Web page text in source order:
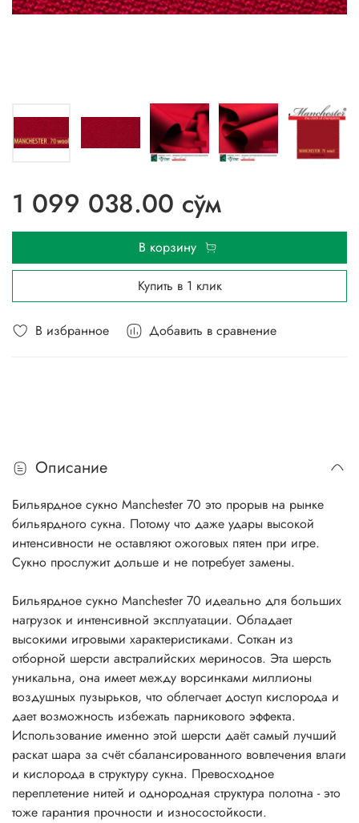
В избранное Добавить в сравнение
1 099 038.00 сўм
В корзину
Купить в 1 клик
Описание
Бильярдное сукно Manchester 70 это прорыв на рынке
бильярдного сукна. Потому что даже удары высокой
интенсивности не оставляют ожоговых пятен при игре.
Сукно прослужит дольше и не потребует замены.
Бильярдное сукно Manchester 70 идеально для больших
нагрузок и интенсивной эксплуатации. Обладает
высокими игровыми характеристиками. Соткан из
отборной шерсти австралийских мериносов. Эта шерсть
уникальна, она имеет между ворсинками миллионы
воздушных пузырьков, что облегчает доступ кислорода и
дает возможность избежать парникового эффекта.
Использование именно этой шерсти даёт самый лучший
раскат шара за счёт сбалансированного вовлечения влаги
и кислорода в структуру сукна. Превосходное
переплетение нитей и однородная структура полотна - это
тоже гарантия прочности и износостойкости.